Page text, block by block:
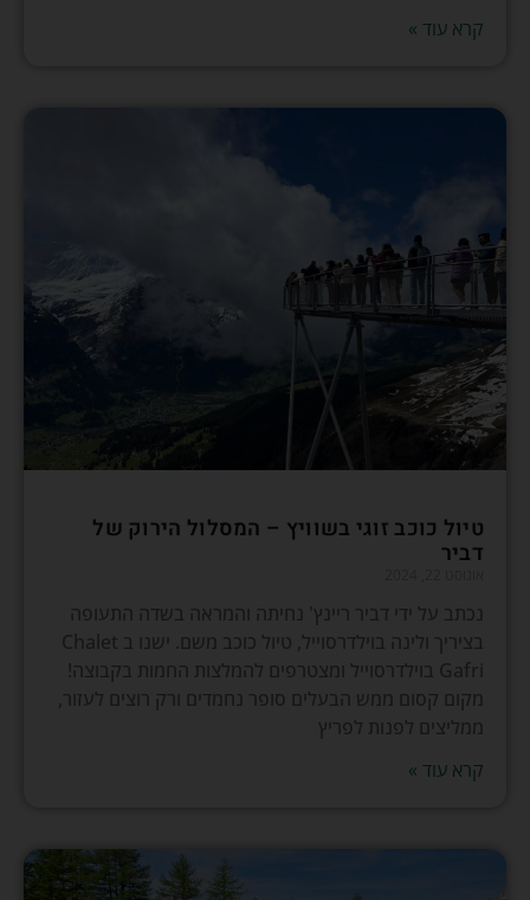
קרא עוד »
טיול כוכב זוגי בשוויץ – המסלול הירוק של
דביר
נכתב על ידי דביר ריינץ' נחיתה והמראה בשדה התעופה
בציריך ולינה בוילדרסוייל, טיול כוכב משם. ישנו ב Chalet
Gafri בוילדרסוייל ומצטרפים להמלצות החמות בקבוצה!
מקום קסום ממש הבעלים סופר נחמדים ורק רוצים לעזור,
ממליצים לפנות לפריץ
קרא עוד »